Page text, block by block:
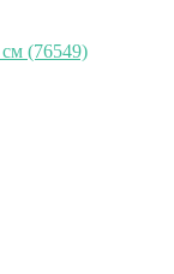
(76549)